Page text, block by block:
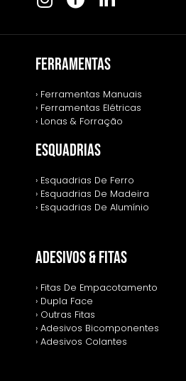
FERRAMENTAS
› Ferramentas Manuais
› Ferramentas Elétricas
› Lonas & Forração
ESQUADRIAS
› Esquadrias De Ferro
› Esquadrias De Madeira
› Esquadrias De Alumínio
ADESIVOS & FITAS
› Fitas De Empacotamento
› Dupla Face
› Outras Fitas
› Adesivos Bicomponentes
› Adesivos Colantes